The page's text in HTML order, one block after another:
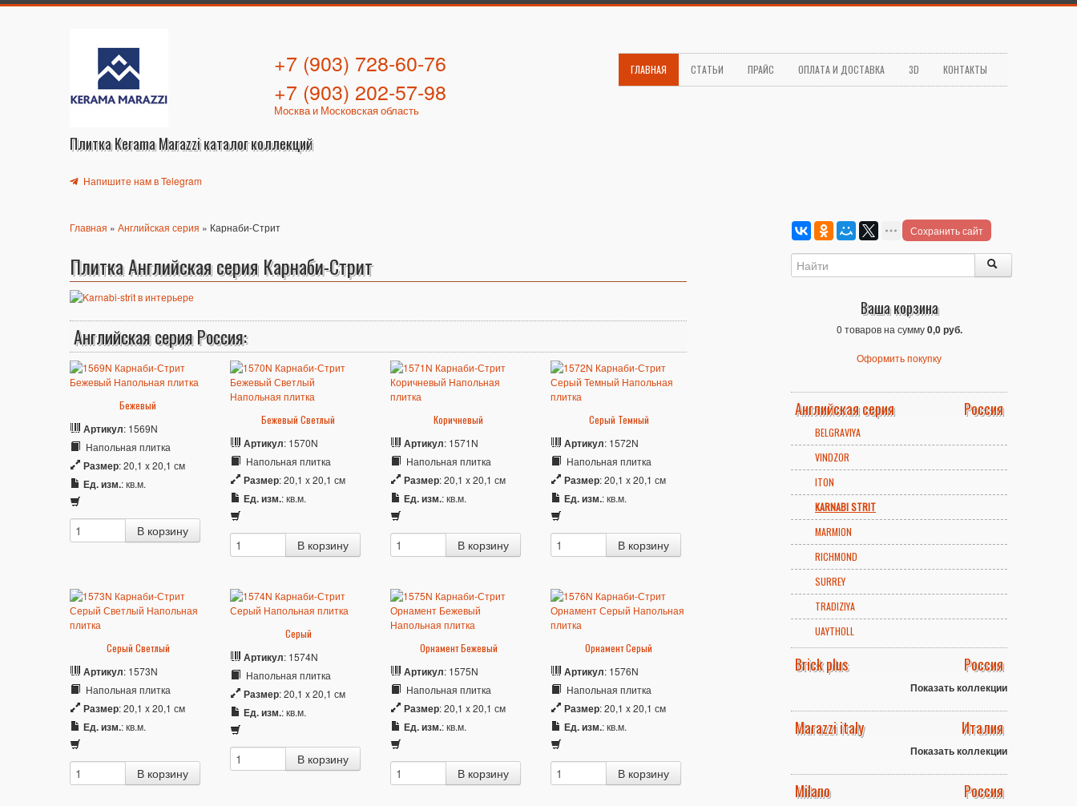
Плитка Kerama Marazzi каталог коллекций
+7 (903) 728-60-76
+7 (903) 202-57-98
Москва и Московская область
Напишите нам в Telegram
ГЛАВНАЯ СТАТЬИ ПРАЙС ОПЛАТА И ДОСТАВКА 3D КОНТАКТЫ
Главная » Английская серия » Карнаби-Стрит
Плитка Английская серия Карнаби-Стрит
Английская серия Россия:
Бежевый
Артикул: 1569N
Напольная плитка
Размер: 20,1 x 20,1 см
Ед. изм.: кв.м.
Бежевый Светлый
Артикул: 1570N
Напольная плитка
Размер: 20,1 x 20,1 см
Ед. изм.: кв.м.
Коричневый
Артикул: 1571N
Напольная плитка
Размер: 20,1 x 20,1 см
Ед. изм.: кв.м.
Серый Темный
Артикул: 1572N
Напольная плитка
Размер: 20,1 x 20,1 см
Ед. изм.: кв.м.
Серый Светлый
Артикул: 1573N
Напольная плитка
Размер: 20,1 x 20,1 см
Ед. изм.: кв.м.
Серый
Артикул: 1574N
Напольная плитка
Размер: 20,1 x 20,1 см
Ед. изм.: кв.м.
Орнамент Бежевый
Артикул: 1575N
Напольная плитка
Размер: 20,1 x 20,1 см
Ед. изм.: кв.м.
Орнамент Серый
Артикул: 1576N
Напольная плитка
Размер: 20,1 x 20,1 см
Ед. изм.: кв.м.
Сохранить сайт
Ваша корзина
0 товаров на сумму0,0 руб.
Оформить покупку
Английская серия Россия
BELGRAVIYA
VINDZOR
ITON
KARNABI STRIT
MARMION
RICHMOND
SURREY
TRADIZIYA
UAYTHOLL
Brick plus Россия
Показать коллекции
Marazzi italy Италия
Показать коллекции
Milano Россия